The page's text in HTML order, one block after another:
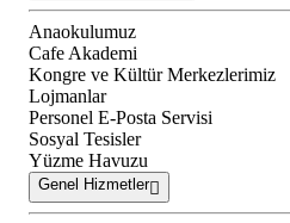
Anaokulumuz
Cafe Akademi
Kongre ve Kültür Merkezlerimiz
Lojmanlar
Personel E-Posta Servisi
Sosyal Tesisler
Yüzme Havuzu
Genel Hizmetler